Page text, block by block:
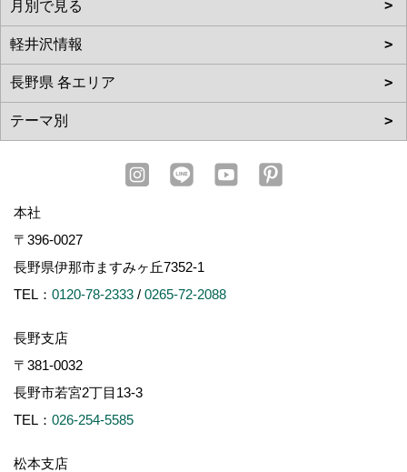
本社
〒396-0027
長野県伊那市ますみヶ丘7352-1
TEL： 0120-78-2333 / 0265-72-2088
長野支店
〒381-0032
長野市若宮2丁目13-3
TEL： 026-254-5585
松本支店